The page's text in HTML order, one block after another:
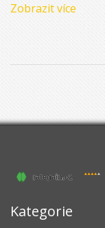
Zobrazit více
Kategorie